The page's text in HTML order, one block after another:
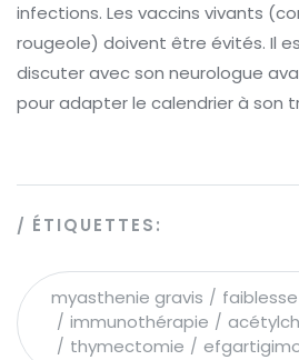
infections. Les vaccins vivants
rougeole) doivent être évités. Il
discuter avec son neurologue
pour adapter le calendrier à son
ÉTIQUETTES:
myasthenie gravis
immunothérapie
thymectomie